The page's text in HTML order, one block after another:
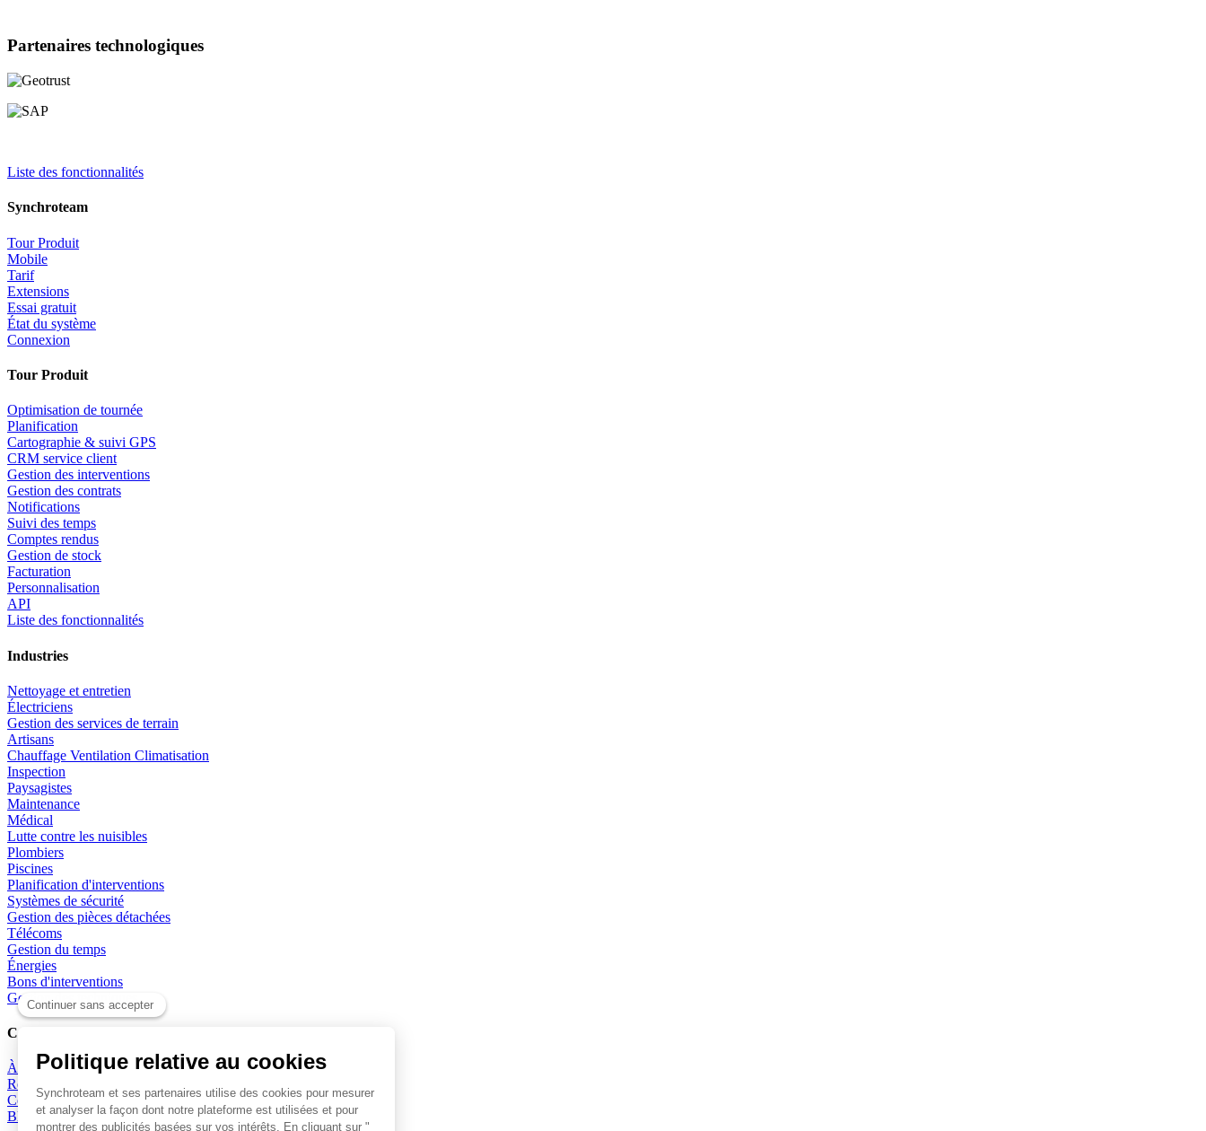
Partenaires technologiques
Liste des fonctionnalités
Synchroteam
Tour Produit
Mobile
Tarif
Extensions
Essai gratuit
État du système
Connexion
Tour Produit
Optimisation de tournée
Planification
Cartographie & suivi GPS
CRM service client
Gestion des interventions
Gestion des contrats
Notifications
Suivi des temps
Comptes rendus
Gestion de stock
Facturation
Personnalisation
API
Liste des fonctionnalités
Industries
Nettoyage et entretien
Électriciens
Gestion des services de terrain
Artisans
Chauffage Ventilation Climatisation
Inspection
Paysagistes
Maintenance
Médical
Lutte contre les nuisibles
Plombiers
Piscines
Planification d'interventions
Systèmes de sécurité
Gestion des pièces détachées
Télécoms
Gestion du temps
Énergies
Bons d'interventions
Gestion des techniques
Compagnie
À notre sujet
Revendeurs
Contact
Blog